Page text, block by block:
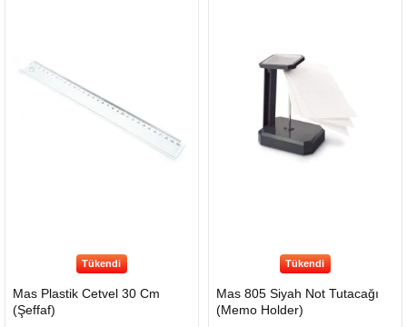
Tükendi
Mas Plastik Cetvel 30 Cm
(Şeffaf)
Tükendi
Mas 805 Siyah Not Tutacağı
(Memo Holder)